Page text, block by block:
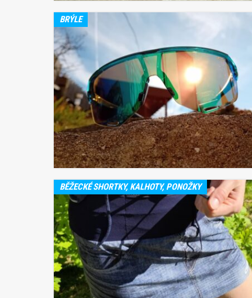
BRÝLE
BĚŽECKÉ SHORTKY, KALHOTY, PONOŽKY